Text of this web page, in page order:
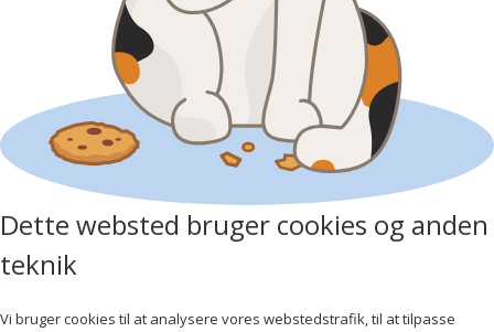
Dette websted bruger cookies og anden
teknik
Vi bruger cookies til at analysere vores webstedstrafik, til at tilpasse